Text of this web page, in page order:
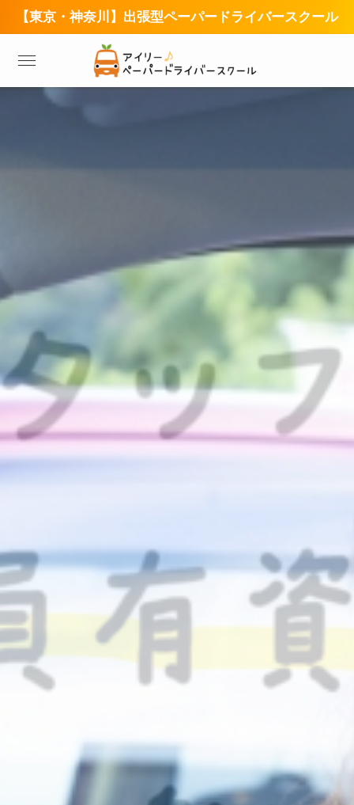
【東京・神奈川】出張型ペーパードライバースクール